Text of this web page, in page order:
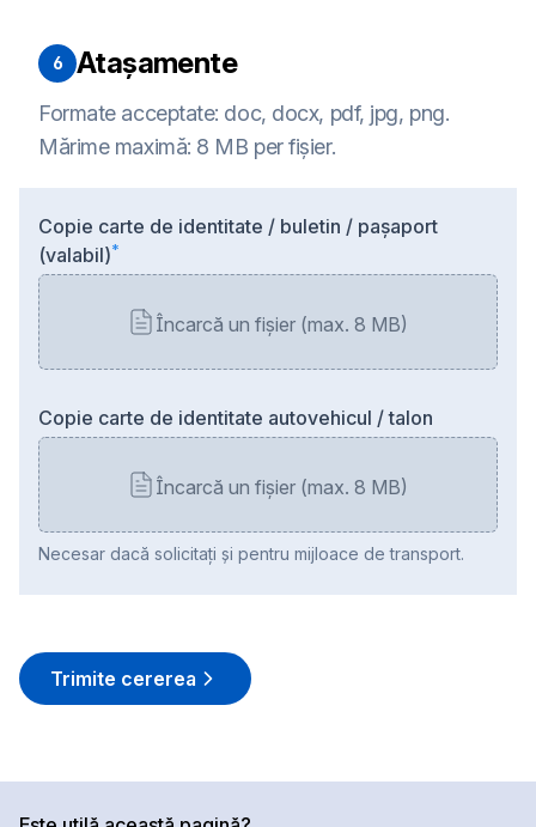
6 Atașamente
Formate acceptate: doc, docx, pdf, jpg, png.
Mărime maximă: 8 MB per fișier.
Copie carte de identitate / buletin / pașaport
(valabil)*
Încarcă un fișier (max. 8 MB)
Copie carte de identitate autovehicul / talon
Încarcă un fișier (max. 8 MB)
Necesar dacă solicitați și pentru mijloace de transport.
Trimite cererea